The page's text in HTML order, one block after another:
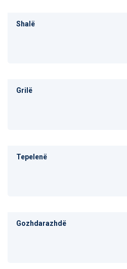
Shalë
Grilë
Tepelenë
Gozhdarazhdë